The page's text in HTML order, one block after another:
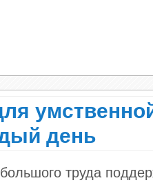
день
труда